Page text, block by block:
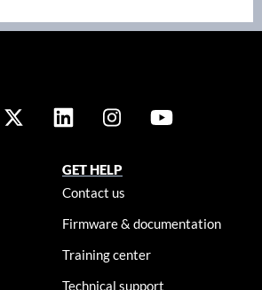
GET HELP
Contact us
Firmware & documentation
Training center
Technical support